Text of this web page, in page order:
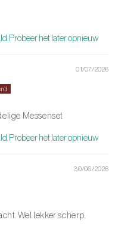
messenblok
waardoor
Met deze
dubbelzijdig
en betrouwbaarheid in
Probeer het later opnieuw
01/07/2026
Messenset
Probeer het later opnieuw
30/06/2026
Wel lekker scherp.